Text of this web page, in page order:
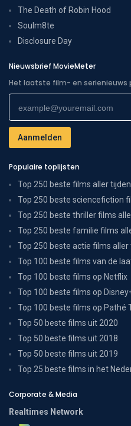
The Death of Robin Hood
Soulm8te
Disclosure Day
Nieuwsbrief MovieMeter
Het laatste film- en serienieuws
Populaire toplijsten
Top 250 beste films aller tijden
Top 250 beste sciencefiction
Top 250 beste thriller films
Top 250 beste familie films
Top 250 beste actie films aller
Top 100 beste films van de
Top 100 beste films op Netflix
Top 100 beste films op
Top 100 beste films op Pathé
Top 50 beste films uit 2020
Top 50 beste films uit 2018
Top 50 beste films uit 2019
Top 25 beste films in het
Corporate & Media
Realtimes Network